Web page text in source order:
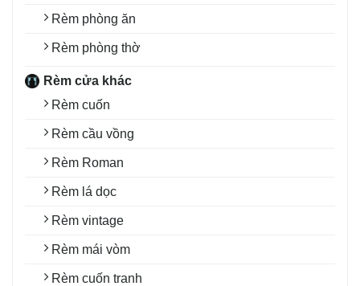
Rèm phòng ăn
Rèm phòng thờ
Rèm cửa khác
Rèm cuốn
Rèm cầu vồng
Rèm Roman
Rèm lá dọc
Rèm vintage
Rèm mái vòm
Rèm cuốn tranh